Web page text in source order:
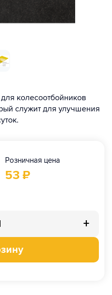
колесоотбойников
служит для улучшения
Розничная цена
53 ₽
+